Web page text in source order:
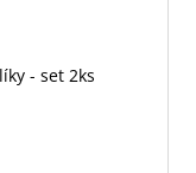
- set 2ks